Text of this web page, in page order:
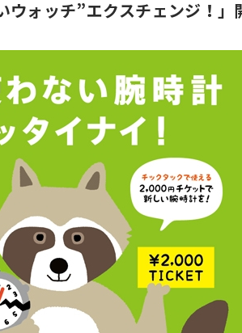
ウォッチ”エクスチェンジ！」